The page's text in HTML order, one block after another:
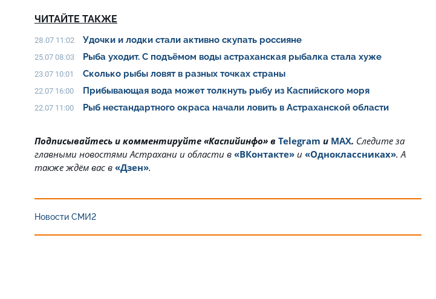
ЧИТАЙТЕ ТАКЖЕ
28.07 11:02 Удочки и лодки стали активно скупать россияне
25.07 08:03 Рыба уходит. С подъёмом воды астраханская рыбалка стала хуже
23.07 10:01 Сколько рыбы ловят в разных точках страны
22.07 16:00 Прибывающая вода может толкнуть рыбу из Каспийского моря
22.07 11:00 Рыб нестандартного окраса начали ловить в Астраханской области
Подписывайтесь и комментируйте «Каспийинфо» в Telegram и MAX. Cледите за
главными новостями Астрахани и области в «ВКонтакте» и «Одноклассниках». А
также ждём вас в «Дзен».
Новости СМИ2